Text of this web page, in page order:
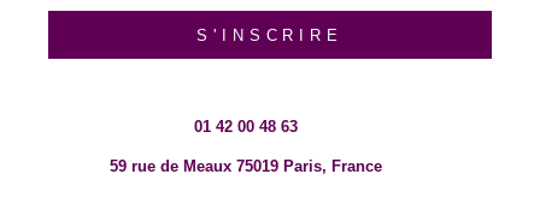
S'INSCRIRE
01 42 00 48 63
59 rue de Meaux 75019 Paris, France